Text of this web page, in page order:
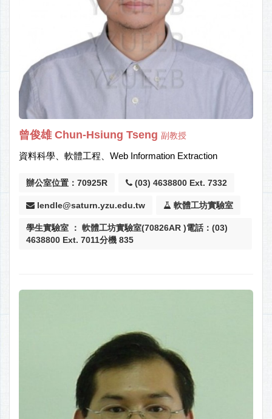
曾俊雄 Chun-Hsiung Tseng 副教授
資料科學、軟體工程、Web Information Extraction
辦公室位置：70925R (03) 4638800 Ext. 7332
lendle@saturn.yzu.edu.tw 軟體工坊實驗室
學生實驗室 ： 軟體工坊實驗室(70826AR )電話：(03)
4638800 Ext. 7011分機 835